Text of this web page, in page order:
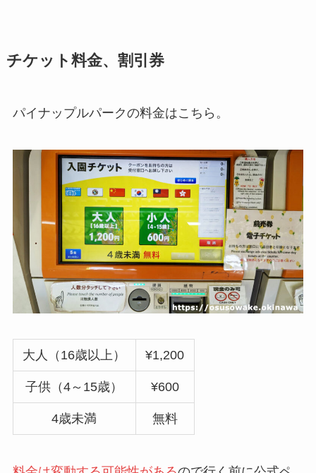
チケット料金、割引券
パイナップルパークの料金はこちら。
大人（16歳以上） ¥1,200
子供（4～15歳） ¥600
4歳未満 無料